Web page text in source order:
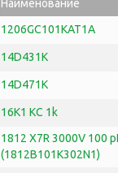
Наименование
1206GC101KAT1A
14D431K
14D471K
16K1 KC 1k
1812 X7R 3000V 100
(1812B101K302N1)